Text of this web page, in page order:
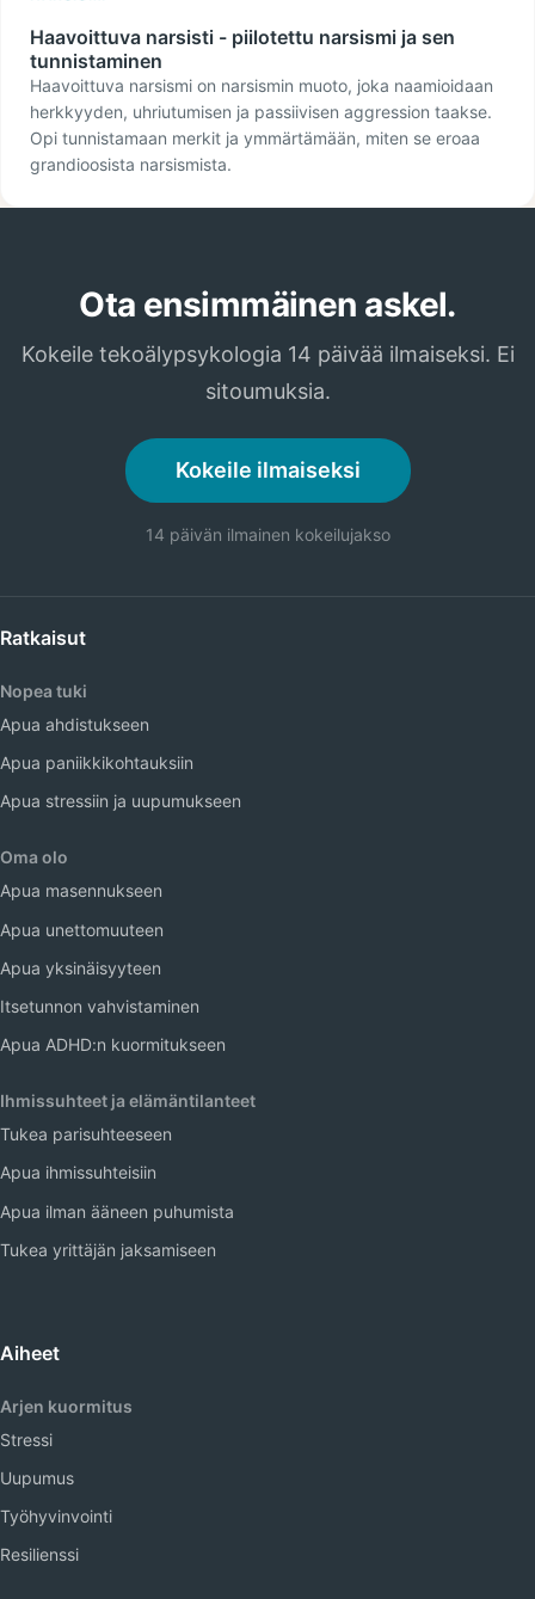
Haavoittuva narsisti - piilotettu narsismi ja sen
tunnistaminen
Haavoittuva narsismi on narsismin muoto, joka naamioidaan
herkkyyden, uhriutumisen ja passiivisen aggression taakse.
Opi tunnistamaan merkit ja ymmärtämään, miten se eroaa
grandioosista narsismista.
Ota ensimmäinen askel.
Kokeile tekoälypsykologia 14 päivää ilmaiseksi. Ei
sitoumuksia.
Kokeile ilmaiseksi
14 päivän ilmainen kokeilujakso
Ratkaisut
Nopea tuki
Apua ahdistukseen
Apua paniikkikohtauksiin
Apua stressiin ja uupumukseen
Oma olo
Apua masennukseen
Apua unettomuuteen
Apua yksinäisyyteen
Itsetunnon vahvistaminen
Apua ADHD:n kuormitukseen
Ihmissuhteet ja elämäntilanteet
Tukea parisuhteeseen
Apua ihmissuhteisiin
Apua ilman ääneen puhumista
Tukea yrittäjän jaksamiseen
Aiheet
Arjen kuormitus
Stressi
Uupumus
Työhyvinvointi
Resilienssi